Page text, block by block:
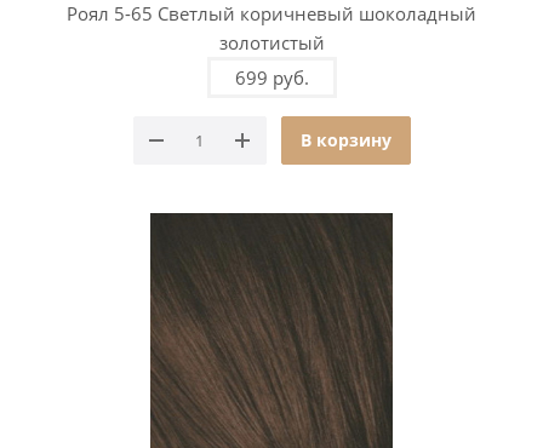
Роял 5-65 Светлый коричневый шоколадный
золотистый
699 руб.
В корзину